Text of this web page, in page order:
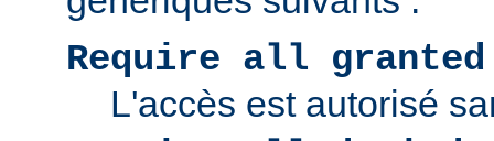
Require all granted
L'accès est autorisé